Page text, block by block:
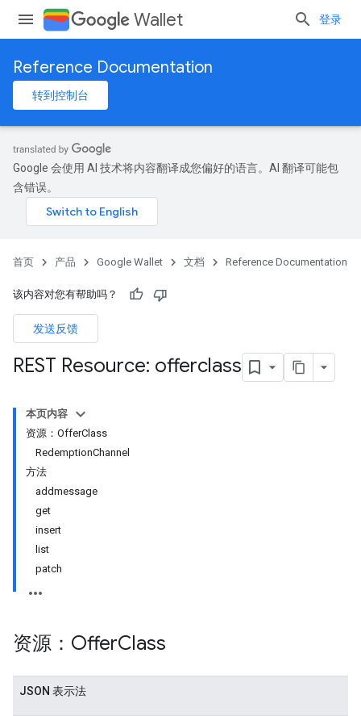
Wallet 登录
Reference Documentation
转到控制台
Google 会使用 AI 技术将内容翻译成您偏好的语言。AI 翻译可能包
含错误。
首页 产品 Google Wallet 文档 Reference Documentation
该内容对您有帮助吗？
发送反馈
REST Resource: offerclass
本页内容
资源：OfferClass
RedemptionChannel
方法
addmessage
get
insert
list
patch
资源：OfferClass
JSON 表示法